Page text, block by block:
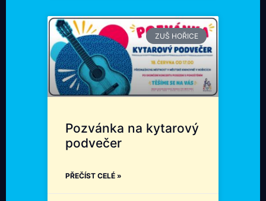
ZUŠ HOŘICE
Pozvánka na kytarový
podvečer
PŘEČÍST CELÉ »